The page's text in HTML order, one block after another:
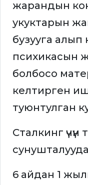
жарандын
укуктарын
бузууга
психикасын
болбосо
келтирген
туюнтулган
Сталкинг
6 айдан 1